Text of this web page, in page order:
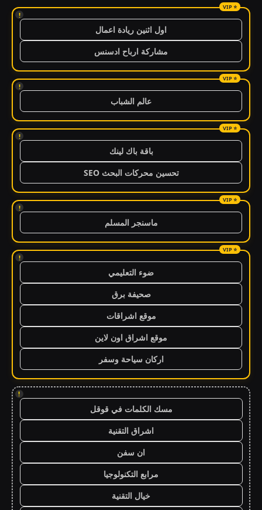
!
اول اثنين ريادة اعمال
مشاركة ارباح ادسنس
!
عالم الشباب
!
باقة باك لينك
تحسين محركات البحث SEO
!
ماسنجر المسلم
!
ضوء التعليمي
صحيفة برق
موقع اشراقات
موقع اشراق اون لاين
اركان سياحة وسفر
!
مسك الكلمات في قوقل
اشراق التقنية
ان سفن
مرابع التكنولوجيا
خيال التقنية